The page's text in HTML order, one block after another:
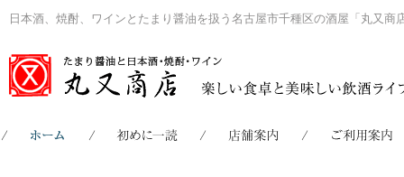
日本酒、焼酎、ワインとたまり醤油を扱う名古屋市千種区の酒屋「丸又商